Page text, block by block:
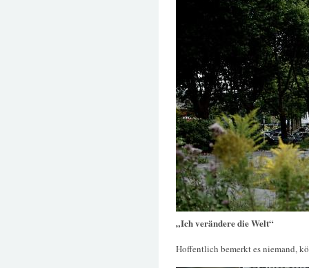
„Ich verändere die Welt“
Hoffentlich bemerkt es niemand,